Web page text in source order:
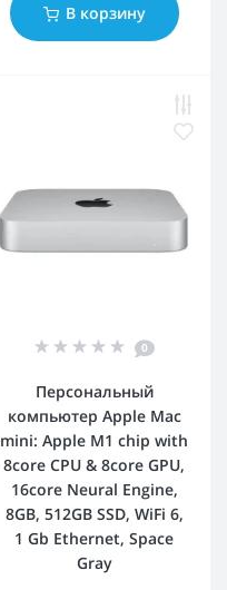
В корзину
0
Персональный
компьютер Apple Mac
mini: Apple M1 chip with
8core CPU & 8core GPU,
16core Neural Engine,
8GB, 512GB SSD, WiFi 6,
1 Gb Ethernet, Space
Gray